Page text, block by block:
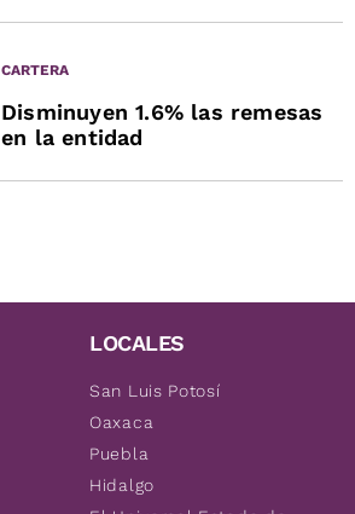
CARTERA
Disminuyen 1.6% las remesas
en la entidad
LOCALES
San Luis Potosí
Oaxaca
Puebla
Hidalgo